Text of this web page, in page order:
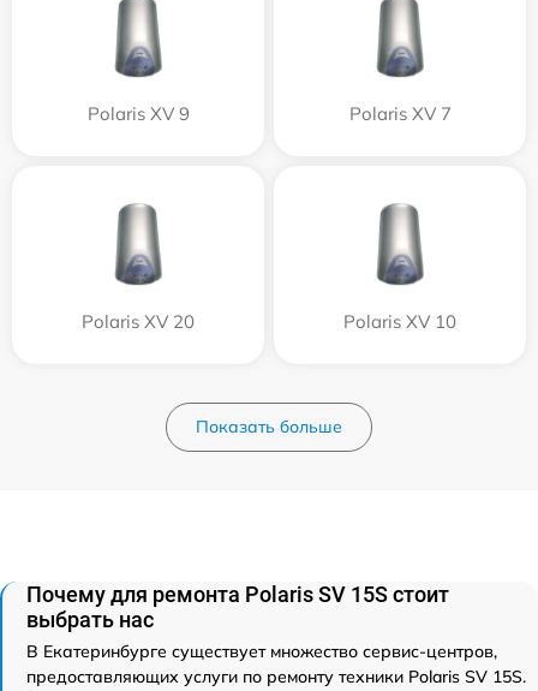
Polaris XV 9 Polaris XV 7
Polaris XV 20 Polaris XV 10
Показать больше
Почему для ремонта Polaris SV 15S стоит
выбрать нас
В Екатеринбурге существует множество сервис-центров,
предоставляющих услуги по ремонту техники Polaris SV 15S.